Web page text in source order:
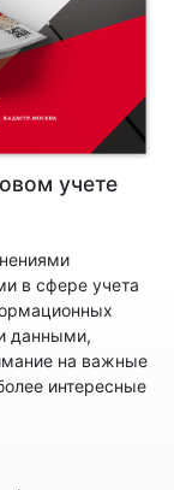
учете
в сфере учета
данными,
на важные
интересные